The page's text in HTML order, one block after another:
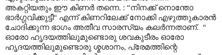
അകറ്റിയതും ഈ കിണർ തന്നെ. : “നിനക്ക് നൊന്തോ
ഭാർഗ്ഗവിക്കുട്ടീ“ എന്ന് കിണറിലേക്ക് നോക്കി എഴുത്തുകാരൻ
ചോദിക്കുന്ന ഭാഗം അതീവ സാരസ്യം കലർന്നതാണ്. “
ഓരോ ഹൃദയത്തിലുമുണ്ടൊരു ശവകുടീരം ഓരോ
ഹൃദയത്തിലുമുണ്ടൊരു ശ്മശാനം, പ്രേമത്തിന്റെ